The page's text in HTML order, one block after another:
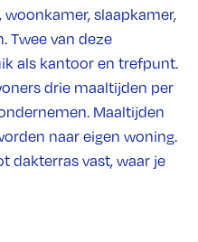
slaapkamer,
Twee van deze
als kantoor en trefpunt.
drie maaltijden per
Maaltijden
naar eigen woning.
dakterras vast, waar je